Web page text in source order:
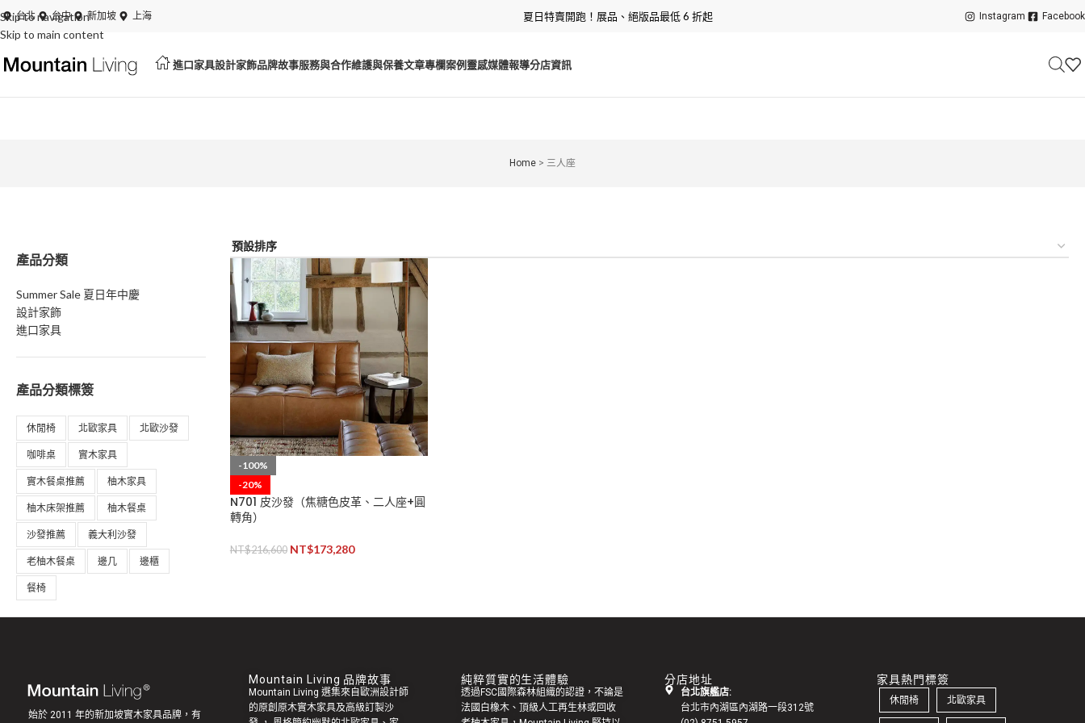
Skip to navigation
Skip to main content
台北 台中 新加坡 上海
夏日特賣開跑！展品、絕版品最低 6 折起 夏日特賣開跑！展品、絕版品最低 6 折起 Instagram Facebook
進口家具設計家飾品牌故事服務與合作維護與保養文章專欄案例靈感媒體報導分店資訊
Home> 三人座
產品分類
Summer Sale 夏日年中慶
設計家飾
進口家具
產品分類標簽
休閒椅 北歐家具 北歐沙發
咖啡桌 實木家具
實木餐桌推薦 柚木家具
柚木床架推薦 柚木餐桌
沙發推薦 義大利沙發
老柚木餐桌 邊几 邊櫃
餐椅
-100%
-20%
N701 皮沙發（焦糖色皮革、二人座+圓
轉角）
NT$216,600 NT$173,280
始於 2011 年的新加坡實木家具品牌，有
Mountain Living 品牌故事
Mountain Living 選集來自歐洲設計師
的原創 原木實木家具及高級訂製沙
純粹質實的生活體驗
透過FSC國際森林組織的認證，不論是
法國白橡木、頂級人工再生林或回收
分店地址
台北旗艦店:
台北市內湖區內湖路一段312號
家具熱門標簽
休閒椅 北歐家具